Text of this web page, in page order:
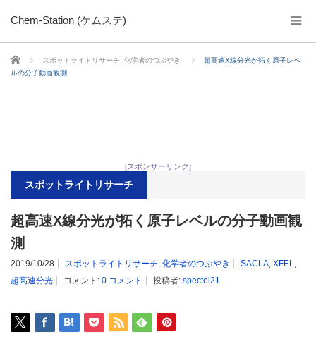
Chem-Station (ケムステ)
ホーム スポットライトリサーチ 化学者のつぶやき
超高速X線分光が拓く原子レベ
ルの分子動画観測
[スポンサーリンク]
スポットライトリサーチ
超高速X線分光が拓く原子レベルの分子動画観
測
2019/10/28 スポットライトリサーチ, 化学者のつぶやき SACLA, XFEL,
超高速分光
コメント: 0 コメント 投稿者: spectol21